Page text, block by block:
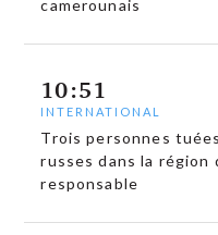
camerounais
10:51
INTERNATIONAL
Trois personnes
russes dans la région
responsable